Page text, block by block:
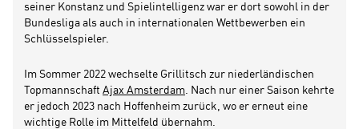
seiner Konstanz und Spielintelligenz war er dort sowohl in der
Bundesliga als auch in internationalen Wettbewerben ein
Schlüsselspieler.
Im Sommer 2022 wechselte Grillitsch zur niederländischen
Topmannschaft Ajax Amsterdam . Nach nur einer Saison kehrte
er jedoch 2023 nach Hoffenheim zurück, wo er erneut eine
wichtige Rolle im Mittelfeld übernahm.